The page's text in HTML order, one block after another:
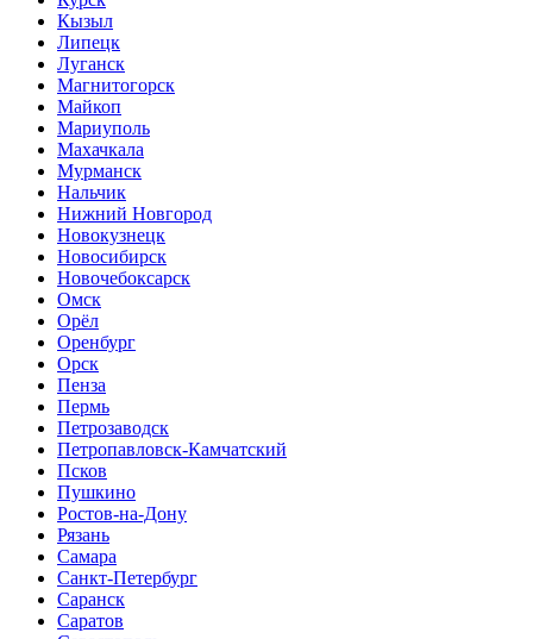
Кызыл
Липецк
Луганск
Магнитогорск
Майкоп
Мариуполь
Махачкала
Мурманск
Нальчик
Нижний Новгород
Новокузнецк
Новосибирск
Новочебоксарск
Омск
Орёл
Оренбург
Орск
Пенза
Пермь
Петрозаводск
Петропавловск-Камчатский
Псков
Пушкино
Ростов-на-Дону
Рязань
Самара
Санкт-Петербург
Саранск
Саратов